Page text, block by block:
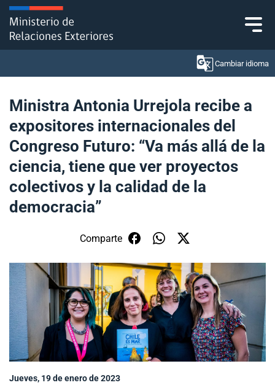
Click acá para ir directamente al contenido
Cambiar idioma
Ministerio
Política Exterior
Embajadas y consulados
Servicios ciudadanos
Subsecretaría de Relaciones Económicas
Internacionales
Sala de prensa
modo claro
Ministra Antonia Urrejola recibe a
expositores internacionales del
Congreso Futuro: “Va más allá de la
ciencia, tiene que ver proyectos
colectivos y la calidad de la
democracia”
Comparte
Jueves, 19 de enero de 2023